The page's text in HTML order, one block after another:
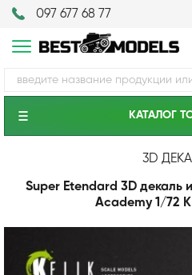
097 677 68 77
КАТАЛОГ
3D
Super Etendard 3D декаль
Academy 1/72